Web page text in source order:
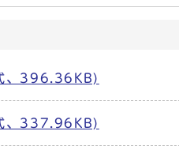
、396.36KB)
、337.96KB)